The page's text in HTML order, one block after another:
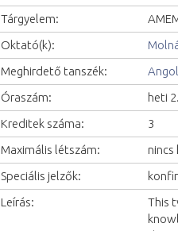
Tárgyelem:
Oktató(k):
Meghirdető tanszék:
Óraszám:
heti
Kreditek száma:
3
Maximális létszám:
nincs
Speciális jelzők:
Leírás:
This